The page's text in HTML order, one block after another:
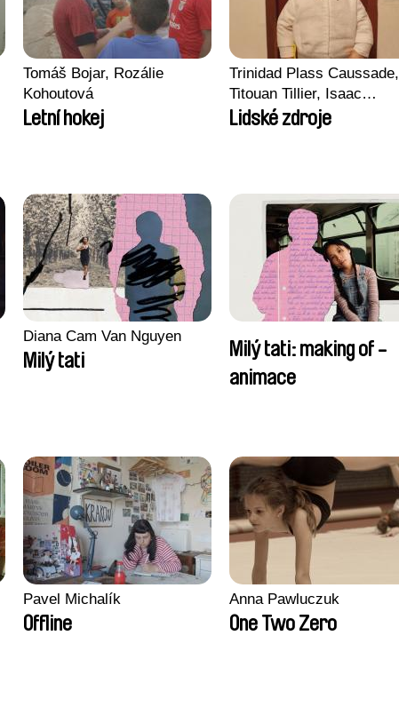
Tomáš Bojar, Rozálie
Kohoutová
Letní hokej
Trinidad Plass Caussade,
Titouan Tillier, Isaac
Wenzek
Lidské zdroje
Diana Cam Van Nguyen
Milý tati
Milý tati: making of -
animace
Pavel Michalík
Offline
Anna Pawluczuk
One Two Zero